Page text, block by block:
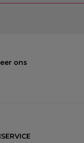
ons